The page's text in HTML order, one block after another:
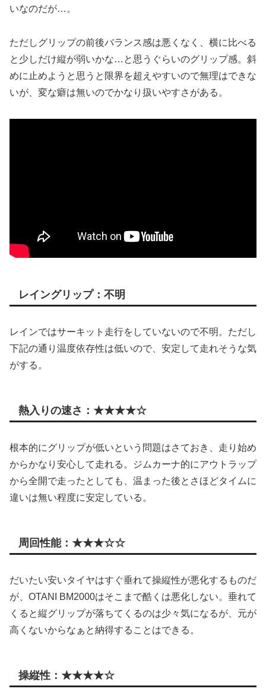
いなのだが…。
ただしグリップの前後バランス感は悪くなく、横に比べる
と少しだけ縦が弱いかな…と思うぐらいのグリップ感。斜
めに止めようと思うと限界を超えやすいので無理はできな
いが、変な癖は無いのでかなり扱いやすさがある。
レイングリップ：不明
レインではサーキット走行をしていないので不明。ただし
下記の通り温度依存性は低いので、安定して走れそうな気
がする。
熱入りの速さ：★★★★☆
根本的にグリップが低いという問題はさておき、走り始め
からかなり安心して走れる。ジムカーナ的にアウトラップ
から全開で走ったとしても、温まった後とさほどタイムに
違いは無い程度に安定している。
周回性能：★★★☆☆
だいたい安いタイヤはすぐ垂れて操縦性が悪化するものだ
が、OTANI BM2000はそこまで酷くは悪化しない。垂れて
くると縦グリップが落ちてくるのは少々気になるが、元が
高くないからなぁと納得することはできる。
操縦性：★★★★☆